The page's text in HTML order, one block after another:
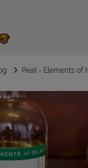
Peat - Elements of